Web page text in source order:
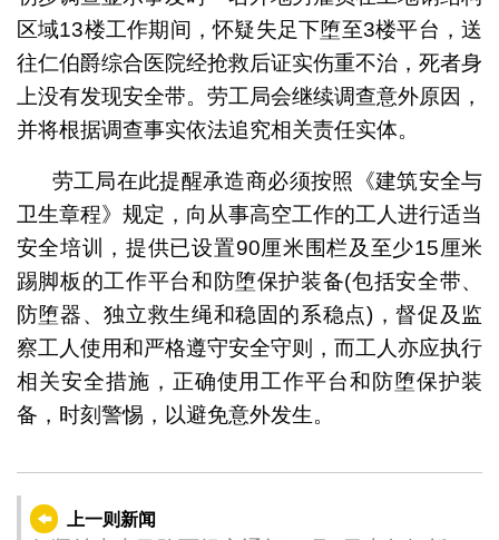
区域13楼工作期间，怀疑失足下堕至3楼平台，送
往仁伯爵综合医院经抢救后证实伤重不治，死者身
上没有发现安全带。劳工局会继续调查意外原因，
并将根据调查事实依法追究相关责任实体。
劳工局在此提醒承造商必须按照《建筑安全与
卫生章程》规定，向从事高空工作的工人进行适当
安全培训，提供已设置90厘米围栏及至少15厘米
踢脚板的工作平台和防堕保护装备(包括安全带、
防堕器、独立救生绳和稳固的系稳点)，督促及监
察工人使用和严格遵守安全守则，而工人亦应执行
相关安全措施，正确使用工作平台和防堕保护装
备，时刻警惕，以避免意外发生。
上一则新闻